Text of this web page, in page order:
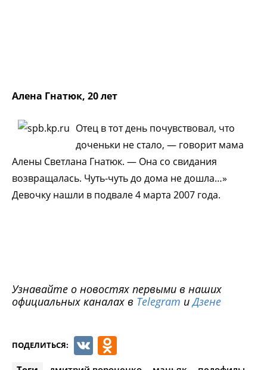
Алена Гнатюк, 20 лет
Отец в тот день почувствовал, что
доченьки не стало, — говорит мама
Алены Светлана Гнатюк. — Она со свидания
возвращалась. Чуть-чуть до дома не дошла…»
Девочку нашли в подвале 4 марта 2007 года.
Узнавайте о новостях первыми в наших
официальных каналах в Telegram иДзене
ПОДЕЛИТЬСЯ: VK